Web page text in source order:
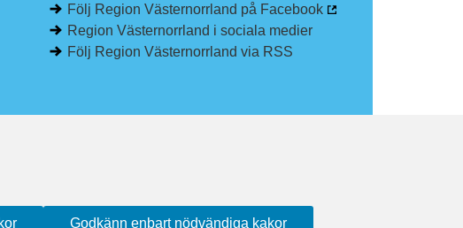
p
å
L
k
p
å
F
e
Följ Region Västernorrland på Facebook
Region Västernorrland i sociala medier
Följ Region Västernorrland via RSS
Godkänn enbart nödvändiga kakor